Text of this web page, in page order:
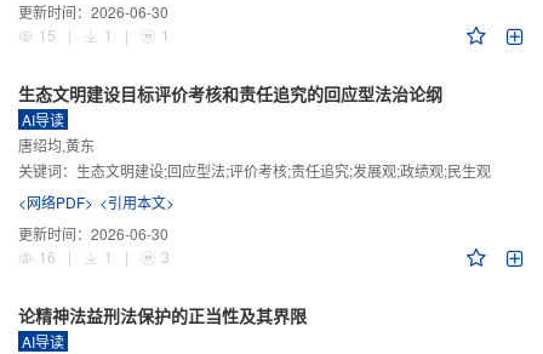
更新时间： 2026-06-30
15
| 1 | 1
生态文明建设目标评价考核和责任追究的回应型法治论纲
AI导读
唐绍均,黄东
关键词： 生态文明建设;回应型法;评价考核;责任追究;发展观;政绩观;民生观
<网络PDF> <引用本文>
更新时间： 2026-06-30
16
| 1 | 3
论精神法益刑法保护的正当性及其界限
AI导读